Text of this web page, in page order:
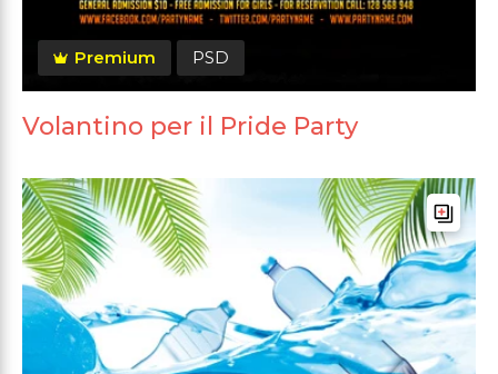
Premium PSD
Volantino per il Pride Party